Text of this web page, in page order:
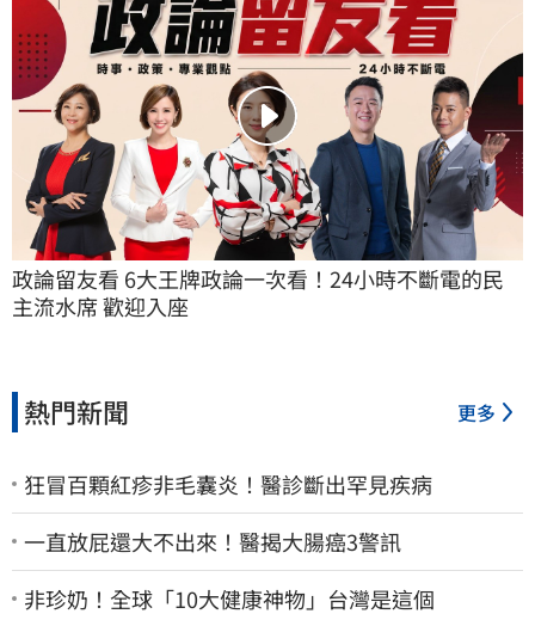
政論留友看 6大王牌政論一次看！24小時不斷電的民
主流水席 歡迎入座
熱門新聞 更多
狂冒百顆紅疹非毛囊炎！醫診斷出罕見疾病
一直放屁還大不出來！醫揭大腸癌3警訊
非珍奶！全球「10大健康神物」台灣是這個